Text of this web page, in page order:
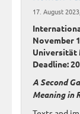
17. August 2023,
November
Universität
Deadline:
A Second
Meaning in